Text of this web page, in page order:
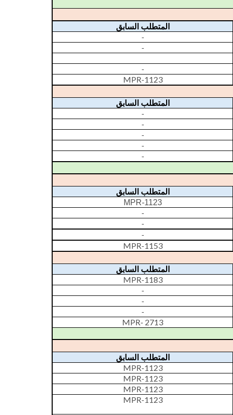
المتطلب السابق
-
-
-
MPR-1123
المتطلب السابق
-
-
-
-
-
المتطلب السابق
MPR-1123
-
-
-
MPR-1153
المتطلب السابق
MPR-1183
-
-
-
MPR- 2713
المتطلب السابق
MPR-1123
MPR-1123
MPR-1123
MPR-1123